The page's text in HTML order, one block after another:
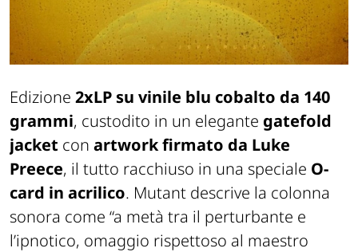
Edizione 2xLP su vinile blu cobalto da 140
grammi, custodito in un elegante gatefold
jacket con artwork firmato da Luke
Preece, il tutto racchiuso in una speciale O-
card in acrilico. Mutant descrive la colonna
sonora come “a metà tra il perturbante e
l’ipnotico, omaggio rispettoso al maestro